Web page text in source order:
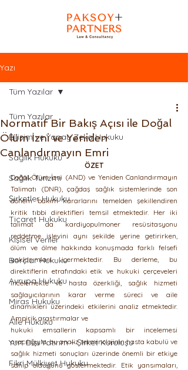
Yazı
Tüm Yazılar
Bilişim ve Yapay Zeka Hukuku
Sağlık Hukuku
Sağlık Turizmi
Şirketler Hukuku
Ticaret Hukuku
Kişisel Veriler
Borçlar Hukuku
Avrupa Hukuku
Miras Hukuku
Aile Hukuku
Yurt Dışı Yatırım + Şirket Kuruluşu
Fikri Mülkiyet Hukuku
Tüm Yazılar
Normatif Bir Bakış Açısı ile Doğal
Ölüm İzni ve Yeniden
Canlandırmayın Emri
ÖZET
Doğal Ölüm İzni (AND) ve Yeniden Canlandırmayın
Talimatı (DNR), çağdaş sağlık sistemlerinde son
dönem bakım kararlarını temelden şekillendiren
kritik tıbbi direktifleri temsil etmektedir. Her iki
talimat da kardiyopulmoner resüsitasyonu
reddetme işlevini aynı şekilde yerine getirirken,
ölüm ve ölme hakkında konuşmada farklı felsefi
yaklaşımları içermektedir. Bu derleme, bu
direktiflerin etrafındaki etik ve hukuki çerçeveleri
incelemekte ve hasta özerkliği, sağlık hizmeti
sağlayıcılarının karar verme süreci ve aile
dinamikleri üzerindeki etkilerini analiz etmektedir.
Ampirik araştırmalar ve
hukuki emsallerin kapsamlı bir incelemesi
aracılığıyla, bu analiz terminolojinin hasta kabulü ve
sağlık hizmeti sonuçları üzerinde önemli bir etkiye
sahip olduğunu göstermektedir. Etik yansımaları,